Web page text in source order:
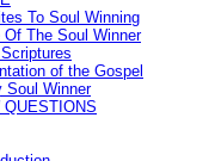
To Soul Winning
The Soul Winner
of the Gospel
Soul Winner